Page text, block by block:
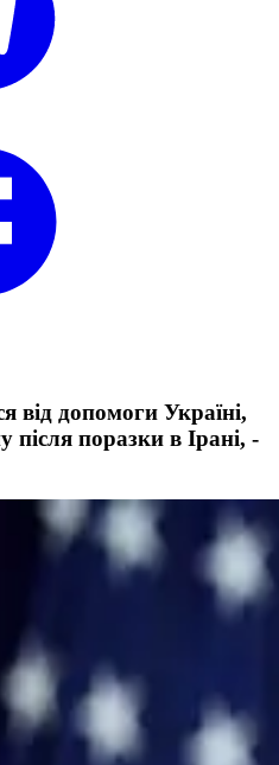
від допомоги Україні,
поразки в Ірані, -